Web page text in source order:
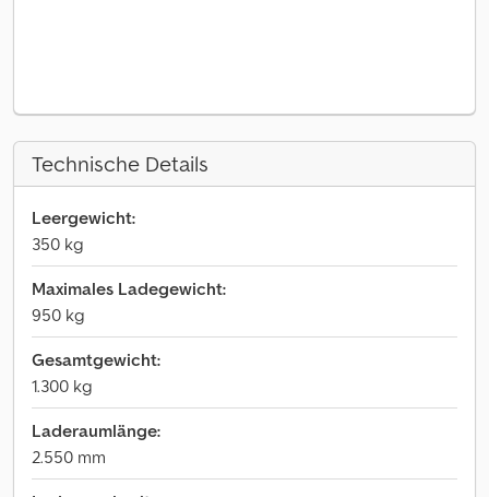
Technische Details
Leergewicht:
350 kg
Maximales Ladegewicht:
950 kg
Gesamtgewicht:
1.300 kg
Laderaumlänge:
2.550 mm